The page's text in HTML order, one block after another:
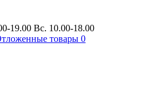
19.00 Вс. 10.00-18.00
товары 0